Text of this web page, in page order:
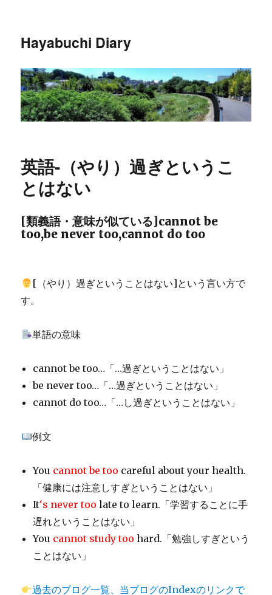
Hayabuchi Diary
英語-（やり）過ぎというこ
とはない
[類義語・意味が似ている]cannot be
too,be never too,cannot do too
[（やり）過ぎということはない]という言い方で
す。
単語の意味
cannot be too…「…過ぎということはない」
be never too…「…過ぎということはない」
cannot do too…「…し過ぎということはない」
例文
You cannot be too careful about your health.
「健康には注意しすぎということはない」
It‘s never too late to learn.「学習することに手
遅れということはない」
You cannot study too hard.「勉強しすぎという
ことはない」
過去のブログ一覧、当ブログのIndexのリンクで